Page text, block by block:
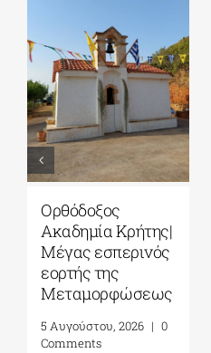
Ορθόδοξος
Ακαδημία Κρήτης|
Μέγας εσπερινός
εορτής της
Μεταμορφώσεως
5 Αυγούστου, 2026 | 0
Comments